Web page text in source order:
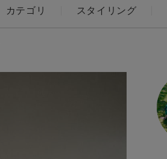
カテゴリ スタイリング